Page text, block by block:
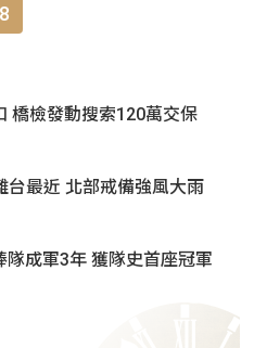
橋檢發動搜索120萬交保
台最近 北部戒備強風大雨
隊成軍3年 獲隊史首座冠軍